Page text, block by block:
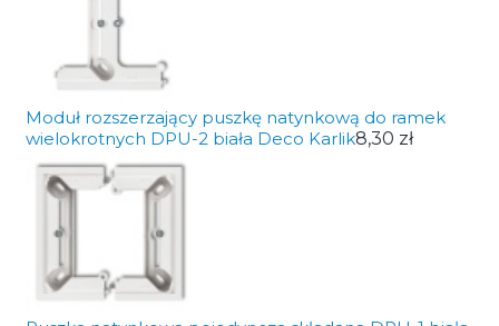
Moduł rozszerzający puszkę natynkową do ramek
wielokrotnych DPU-2 biała Deco Karlik8,30 zł